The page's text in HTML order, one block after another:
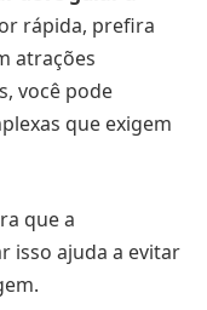
rápida, prefira
atrações
você pode
que exigem
que a
isso ajuda a evitar